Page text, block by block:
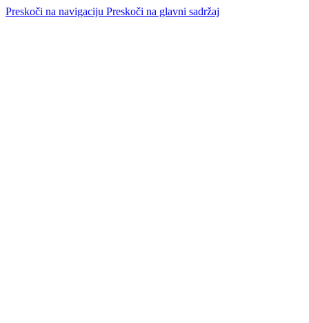
Preskoči na navigaciju Preskoči na glavni sadržaj